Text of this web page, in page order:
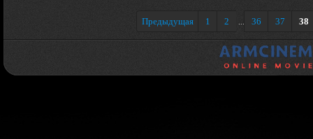
Предыдущая 1 2 ... 36 37 38